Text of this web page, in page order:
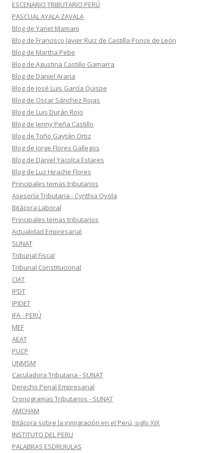
ESCENARIO TRIBUTARIO PERÚ
PASCUAL AYALA ZAVALA
Blog de Yanet Mamani
Blog de Francisco Javier Ruiz de Castilla Ponce de León
Blog de Martha Pebe
Blog de Agustina Castillo Gamarra
Blog de Daniel Arana
Blog de José Luis García Quispe
Blog de Oscar Sánchez Rojas
Blog de Luis Durán Rojo
Blog de Jenny Peña Castillo
Blog de Toño Gaytán Ortiz
Blog de Jorge Flores Gallegos
Blog de Daniel Yacolca Estares
Blog de Luz Hirache Flores
Principales temas tributarios
Asesoría Tributaria - Cynthia Oyola
Bitácora Laboral
Principales temas tributarios
Actualidad Empresarial
SUNAT
Tribunal Fiscal
Tribunal Constitucional
CIAT
IPDT
IPIDET
IFA - PERÚ
MEF
AEAT
PUCP
UNMSM
Caculadora Tributaria - SUNAT
Derecho Penal Empresarial
Cronogramas Tributarios - SUNAT
AMCHAM
Bitácora sobre la inmigración en el Perú, siglo XIX
INSTITUTO DEL PERU
PALABRAS ESDRUJULAS